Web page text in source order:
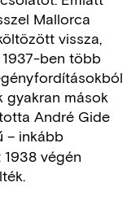
Mallorca
vissza,
1937-ben több
gyakran mások
André Gide
– inkább
végén